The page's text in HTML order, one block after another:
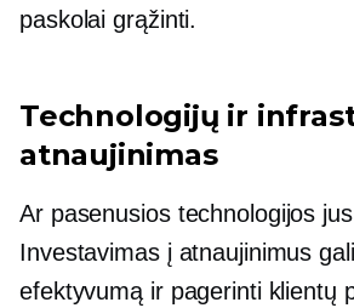
paskolai grąžinti.
Technologijų ir
atnaujinimas
Ar pasenusios technologijos
Investavimas į atnaujinimus
efektyvumą ir pagerinti klientų